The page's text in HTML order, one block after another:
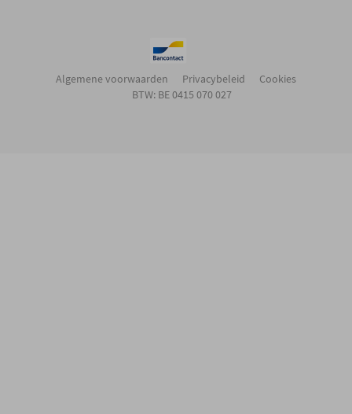
Algemene voorwaarden Privacybeleid
Cookies
BTW: BE 0415 070 027